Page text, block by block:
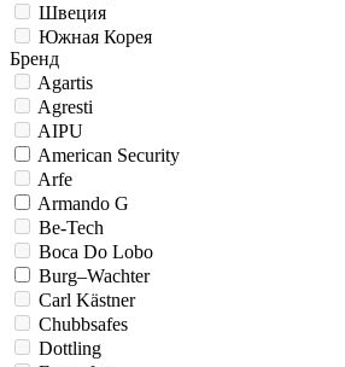
Швеция
Южная Корея
Бренд
Agartis
Agresti
AIPU
American Security
Arfe
Armando G
Be-Tech
Boca Do Lobo
Burg–Wachter
Carl Kästner
Chubbsafes
Dottling